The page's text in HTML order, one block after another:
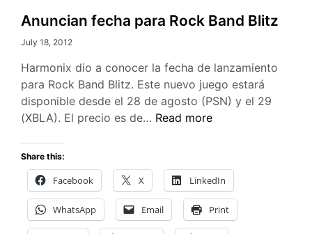
Anuncian fecha para Rock Band Blitz
July 18, 2012
Harmonix dio a conocer la fecha de lanzamiento
para Rock Band Blitz. Este nuevo juego estará
disponible desde el 28 de agosto (PSN) y el 29
(XBLA). El precio es de… Anuncian
Rock
Band
Blitz
Read more
Share this:
Facebook X LinkedIn
WhatsApp Email Print